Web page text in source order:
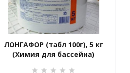
ЛОНГАФОР (табл 100г), 5 кг
(Химия для бассейна)